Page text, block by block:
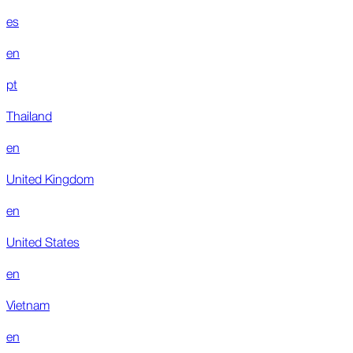
es
en
pt
Thailand
en
United Kingdom
en
United States
en
Vietnam
en